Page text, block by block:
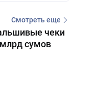
Смотреть еще
чеки
сумов